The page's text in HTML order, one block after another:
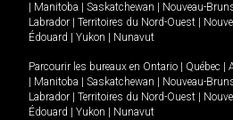
Manitoba Saskatchewan Nouveau-
Labrador
Territoires du Nord-Ouest
Édouard
Yukon Nunavut
Parcourir les bureaux en Ontario Québec
Manitoba Saskatchewan Nouveau-
Labrador
Territoires du Nord-Ouest
Édouard
Yukon Nunavut